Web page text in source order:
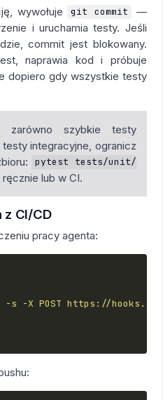
wywołuje git commit
—
i uruchamia testy. Jeśli
commit jest blokowany.
naprawia kod i próbuje
dopiero gdy wszystkie testy
szybkie testy
integracyjne, ogranicz
pytest tests/unit/
ręcznie lub w CI.
CI/CD
pracy agenta:
s -X POST https://